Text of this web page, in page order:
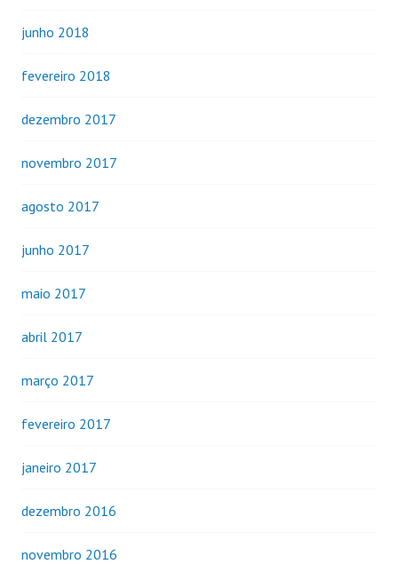
junho 2018
fevereiro 2018
dezembro 2017
novembro 2017
agosto 2017
junho 2017
maio 2017
abril 2017
março 2017
fevereiro 2017
janeiro 2017
dezembro 2016
novembro 2016